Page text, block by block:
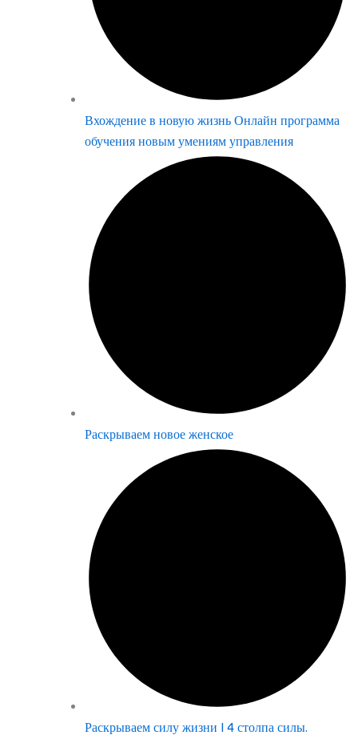
Вхождение в новую жизнь Онлайн программа
обучения новым умениям управления
Раскрываем новое женское
Раскрываем силу жизни | 4 столпа силы.